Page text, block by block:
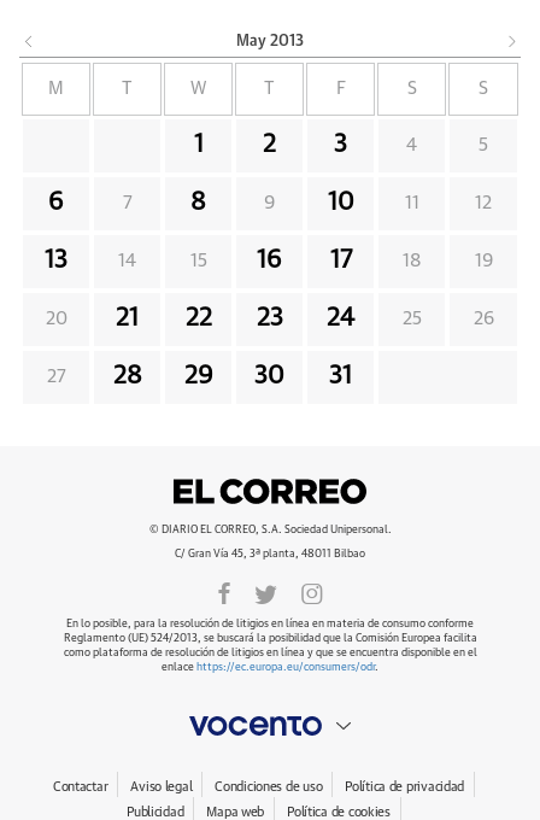
May 2013
M W F S S
1 2 3 4 5
6 7 8 9 10 11 12
13 14 15 16 17 18 19
20 21 22 23 24 25 26
27 28 29 30 31
© DIARIO EL CORREO, S.A. Sociedad Unipersonal.
C/ Gran Vía 45, 3ª planta, 48011 Bilbao
En lo posible, para la resolución de litigios en línea en materia de consumo conforme
Reglamento (UE) 524/2013, se buscará la posibilidad que la Comisión Europea facilita
como plataforma de resolución de litigios en línea y que se encuentra disponible en el
enlace https://ec.europa.eu/consumers/odr.
Contactar Aviso legal Condiciones de uso
Política de privacidad
Publicidad
Mapa web Política de cookies